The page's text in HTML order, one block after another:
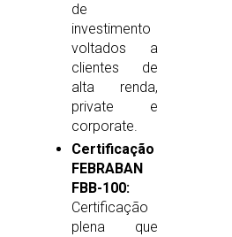
de
investimento
voltados a
clientes de
alta renda,
private e
corporate.
Certificação
FEBRABAN
FBB-100:
Certificação
plena que